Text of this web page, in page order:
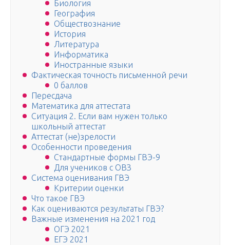
Биология
География
Обществознание
История
Литература
Информатика
Иностранные языки
Фактическая точность письменной речи
0 баллов
Пересдача
Математика для аттестата
Ситуация 2. Если вам нужен только
школьный аттестат
Аттестат (не)зрелости
Особенности проведения
Стандартные формы ГВЭ-9
Для учеников с ОВЗ
Система оценивания ГВЭ
Критерии оценки
Что такое ГВЭ
Как оцениваются результаты ГВЭ?
Важные изменения на 2021 год
ОГЭ 2021
ЕГЭ 2021